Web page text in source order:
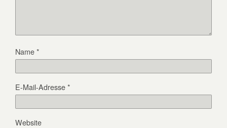
Name*
E-Mail-Adresse*
Website